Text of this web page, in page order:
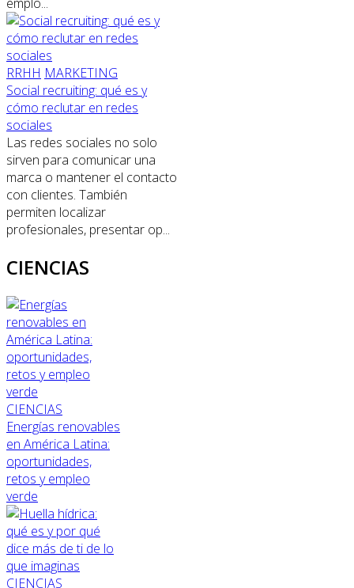
RRHH MARKETING
Social recruiting: qué es y
cómo reclutar en redes
sociales
Las redes sociales no solo
sirven para comunicar una
marca o mantener el contacto
con clientes. También
permiten localizar
profesionales, presentar op...
CIENCIAS
CIENCIAS
Energías renovables
en América Latina:
oportunidades,
retos y empleo
verde
CIENCIAS